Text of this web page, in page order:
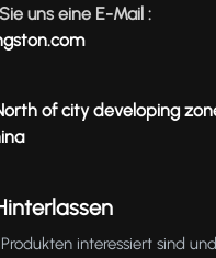
uns eine E-Mail :
of city developing
interessiert sind